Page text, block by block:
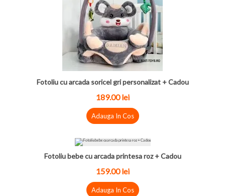
Fotoliu cu arcada soricel gri personalizat + Cadou
189.00lei
Adauga In Cos
Fotoliu bebe cu arcada printesa roz + Cadou
159.00lei
Adauga In Cos